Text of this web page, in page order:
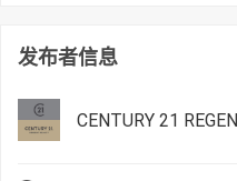
发布者信息
CENTURY 21